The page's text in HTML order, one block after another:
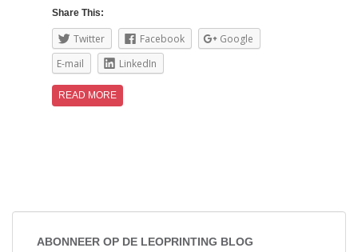
Share This:
Twitter Facebook
Google
E-mail
LinkedIn
READ MORE
ABONNEER OP DE LEOPRINTING BLOG